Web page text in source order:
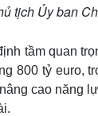
tịch Ủy ban
tầm quan
800 tỷ euro,
cao năng